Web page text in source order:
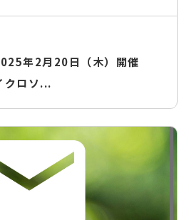
年2月20日（木）開催
クロソ...